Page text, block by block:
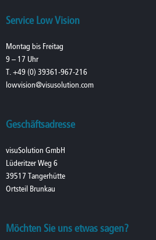
Service Low Vision
Montag bis Freitag
9 – 17 Uhr
T. +49 (0) 39361-967-216
lowvision@visusolution.com
Geschäftsadresse
visuSolution GmbH
Lüderitzer Weg 6
39517 Tangerhütte
Ortsteil Brunkau
Möchten Sie uns etwas sagen?